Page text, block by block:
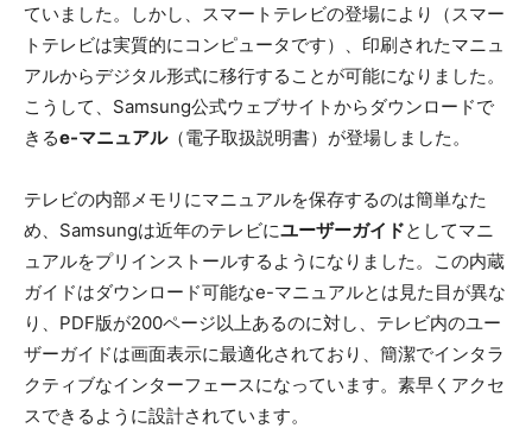
ていました。しかし、スマートテレビの登場により（スマー
トテレビは実質的にコンピュータです）、印刷されたマニュ
アルからデジタル形式に移行することが可能になりました。
こうして、Samsung公式ウェブサイトからダウンロードで
きるe-マニュアル（電子取扱説明書）が登場しました。
テレビの内部メモリにマニュアルを保存するのは簡単なた
め、Samsungは近年のテレビにユーザーガイドとしてマニ
ュアルをプリインストールするようになりました。この内蔵
ガイドはダウンロード可能なe-マニュアルとは見た目が異な
り、PDF版が200ページ以上あるのに対し、テレビ内のユー
ザーガイドは画面表示に最適化されており、簡潔でインタラ
クティブなインターフェースになっています。素早くアクセ
スできるように設計されています。